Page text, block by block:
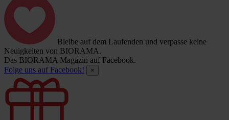
Bleibe auf dem Laufenden und verpasse keine
Neuigkeiten von BIORAMA.
Das BIORAMA Magazin auf Facebook.
Folge uns auf Facebook!
×